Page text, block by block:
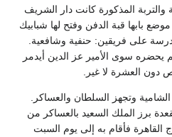
والتربة المذكورة كانت دار الشريف
بابها قبة الدفن وفتح لها شبابيك
على فريقين‏:‏ حنفية وشافعية‏.‏
يحضره سوى الأمير عز الدين أيدمر
دون العشرة لا غير‏.‏
الشامية وتجهز السلطان والعساكر‏.‏
برز الملك السعيد بالعساكر من
القاهرة فأقام به إلى يوم السبت